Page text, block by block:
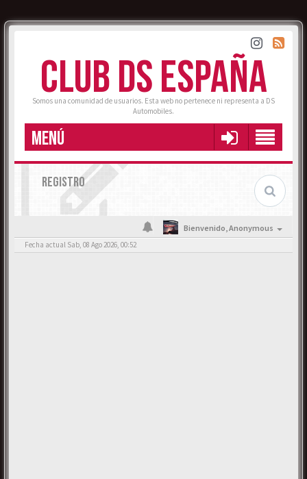
CLUB DS ESPAÑA
Somos una comunidad de usuarios. Esta web no pertenece ni representa a DS
Automobiles.
MENÚ
REGISTRO
Bienvenido,Anonymous
Fecha actual Sab, 08 Ago 2026, 00:52